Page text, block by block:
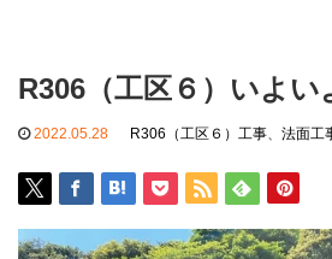
R306（工区６）いよい
2022.05.28 R306（工区６）工事、 法面工